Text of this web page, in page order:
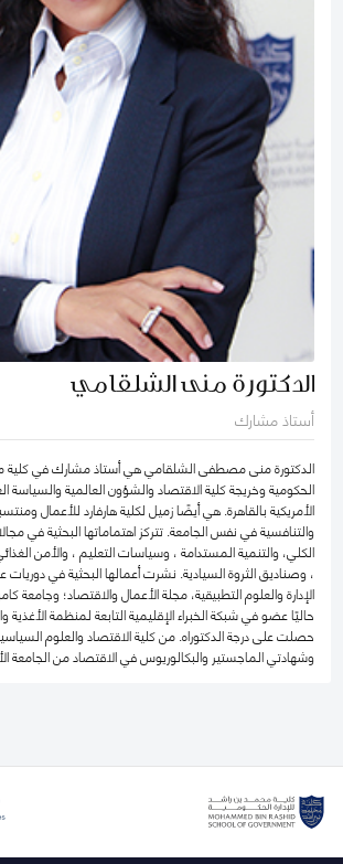
الدكتورة منى الشلقامي
أستاذ مشارك
الدكتورة منى مصطفى الشلقامي هي أستاذ مشارك في كلية
الحكومية وخريجة كلية الاقتصاد والشؤون العالمية والسياسة
الأمريكية بالقاهرة. هي أيضًا زميل لكلية هارفارد للأعمال
والتنافسية في نفس الجامعة. تتركز اهتماماتها البحثية في
الكلي، والتنمية المستدامة ، وسياسات التعليم ، والأمن
، وصناديق الثروة السيادية. نشرت أعمالها البحثية في
الإدارة والعلوم التطبيقية، مجلة الأعمال والاقتصاد؛ وجامعة
حاليًا عضو في شبكة الخبراء الإقليمية التابعة لمنظمة الأغذية
حصلت على درجة الدكتوراه. من كلية الاقتصاد والعلوم
وشهادتي الماجستير والبكالوريوس في الاقتصاد من الجامعة